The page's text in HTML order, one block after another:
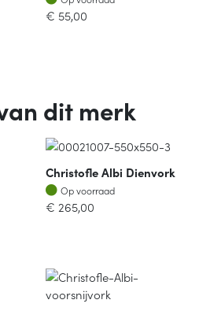
€ 55,00
dit merk
Christofle Albi Dienvork
Op voorraad
Op voorraad
€ 265,00